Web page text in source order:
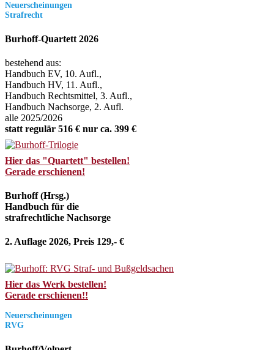
Neuerscheinungen
Strafrecht
Burhoff-Quartett 2026
bestehend aus:
Handbuch EV, 10. Aufl.,
Handbuch HV, 11. Aufl.,
Handbuch Rechtsmittel, 3. Aufl.,
Handbuch Nachsorge, 2. Aufl.
alle 2025/2026
statt regulär 516 € nur ca. 399 €
Hier das "Quartett" bestellen!
Gerade erschienen!
Burhoff (Hrsg.)
Handbuch für die
strafrechtliche Nachsorge
2. Auflage 2026, Preis 129,- €
Hier das Werk bestellen!
Gerade erschienen!!
Neuerscheinungen
RVG